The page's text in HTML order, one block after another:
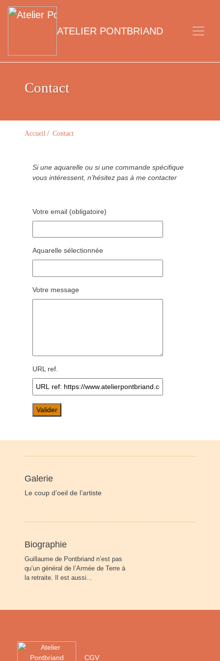
ATELIER PONTBRIAND
Contact
Accueil / Contact
Si une aquarelle ou si une commande spécifique
vous intéressent, n’hésitez pas à me contacter
Votre email (obligatoire)
Aquarelle sélectionnée
Votre message
URL ref.
Valider
Galerie
Le coup d’oeil de l’artiste
Biographie
Guillaume de Pontbriand n’est pas
qu’un général de l’Armée de Terre à
la retraite. Il est aussi...
CGV